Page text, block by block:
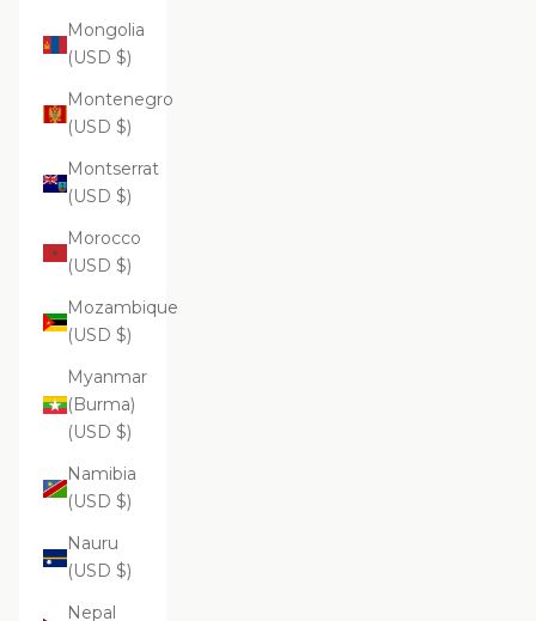
Mongolia
(USD $)
Montenegro
(USD $)
Montserrat
(USD $)
Morocco
(USD $)
Mozambique
(USD $)
Myanmar
(Burma)
(USD $)
Namibia
(USD $)
Nauru
(USD $)
Nepal